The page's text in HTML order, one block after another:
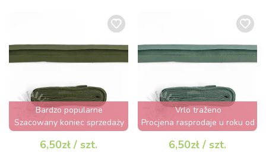
Bardzo popularne
Szacowany koniec sprzedaży
6,50zł / szt.
Vrlo traženo
Procjena rasprodaje u roku od
6,50zł / szt.